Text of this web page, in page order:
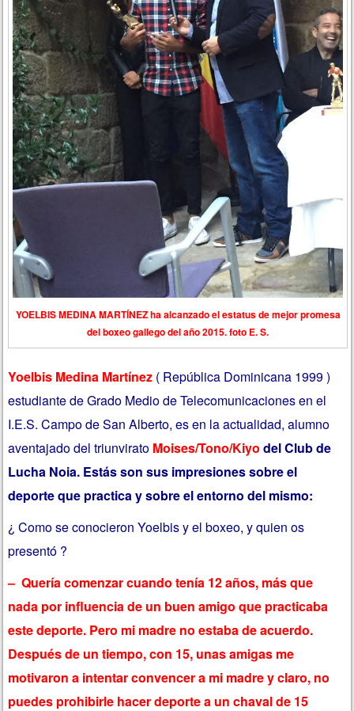
YOELBIS MEDINA MARTÍNEZ ha alcanzado el estatus de mejor promesa
del boxeo gallego del año 2015. foto E. S.
Yoelbis Medina Martínez ( República Dominicana 1999 )
estudiante de Grado Medio de Telecomunicaciones en el
I.E.S. Campo de San Alberto, es en la actualidad, alumno
aventajado del triunvirato Moises/Tono/Kiyo del Club de
Lucha Noia. Estás son sus impresiones sobre el
deporte que practica y sobre el entorno del mismo:
¿ Como se conocieron Yoelbis y el boxeo, y quien os
presentó ?
– Quería comenzar cuando tenía 12 años, más que
nada por influencia de un buen amigo que practicaba
este deporte. Pero mi madre no estaba de acuerdo.
Después de un tiempo, con 15, unas amigas me
motivaron a intentar convencer a mi madre y claro, no
puedes prohibirle hacer deporte a un chaval de 15